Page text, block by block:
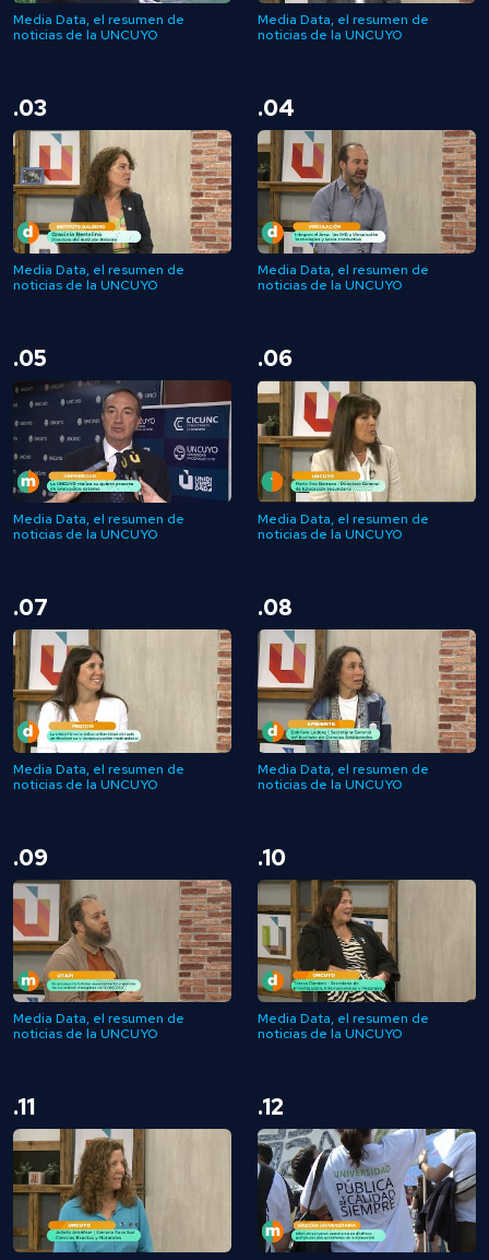
Media Data, el resumen de
noticias de la UNCUYO
Media Data, el resumen de
noticias de la UNCUYO
.03
Media Data, el resumen de
noticias de la UNCUYO
.04
Media Data, el resumen de
noticias de la UNCUYO
.05
Media Data, el resumen de
noticias de la UNCUYO
.06
Media Data, el resumen de
noticias de la UNCUYO
.07
Media Data, el resumen de
noticias de la UNCUYO
.08
Media Data, el resumen de
noticias de la UNCUYO
.09
Media Data, el resumen de
noticias de la UNCUYO
.10
Media Data, el resumen de
noticias de la UNCUYO
.11 .12